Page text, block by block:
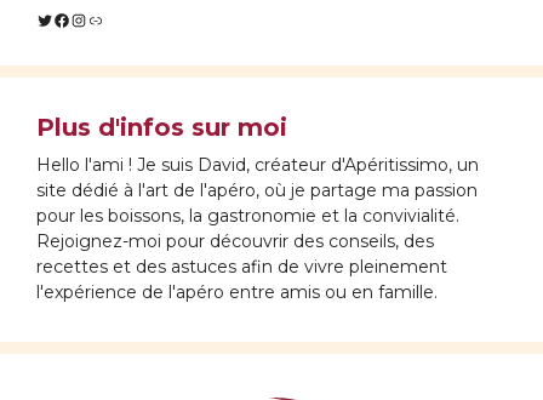
Twitter
Facebook
Instagram
Lien
Plus d'infos sur moi
Hello l'ami ! Je suis David, créateur d'Apéritissimo, un
site dédié à l'art de l'apéro, où je partage ma passion
pour les boissons, la gastronomie et la convivialité.
Rejoignez-moi pour découvrir des conseils, des
recettes et des astuces afin de vivre pleinement
l'expérience de l'apéro entre amis ou en famille.